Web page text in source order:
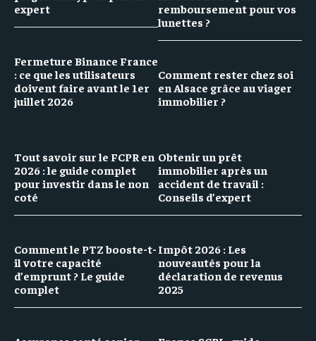
expert
Fermeture Binance France
: ce que les utilisateurs
doivent faire avant le 1er
juillet 2026
remboursement pour vos
lunettes ?
Comment rester chez soi
en Alsace grâce au viager
immobilier ?
Tout savoir sur le FCPR en
2026 : le guide complet
pour investir dans le non
coté
Comment le PTZ booste-t-
il votre capacité
d’emprunt ? Le guide
complet
Obtenir un prêt
immobilier après un
accident de travail :
Conseils d’expert
Impôt 2026 : Les
nouveautés pour la
déclaration de revenus
2025